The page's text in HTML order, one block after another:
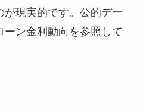
が現実的です。公的デー
ーン金利動向を参照して